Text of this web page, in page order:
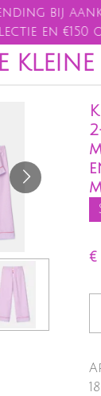
bij
en
€